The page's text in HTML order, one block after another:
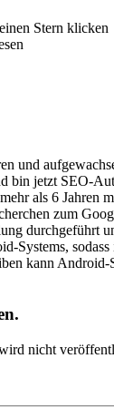
Stern klicken
und
bin jetzt SEO-
als 6 Jahren
zum
durchgeführt
Systems,
kann Android-
nicht